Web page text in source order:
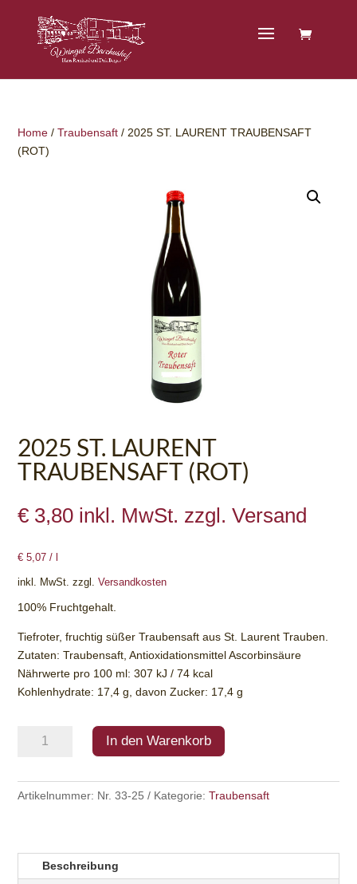
Home /Traubensaft / 2025 ST. LAURENT TRAUBENSAFT
(ROT)
2025 ST. LAURENT
TRAUBENSAFT (ROT)
€ 3,80 inkl. MwSt. zzgl. Versand
€ 5,07 /
inkl. MwSt. zzgl.Versandkosten
100% Fruchtgehalt.
Tiefroter, fruchtig süßer Traubensaft aus St. Laurent Trauben.
Zutaten: Traubensaft, Antioxidationsmittel Ascorbinsäure
Nährwerte pro 100 ml: 307 kJ / 74 kcal
Kohlenhydrate: 17,4 g, davon Zucker: 17,4 g
TRAUBENSAFT
In den Warenkorb
Artikelnummer: Nr. 33-25 Kategorie:Traubensaft
Beschreibung